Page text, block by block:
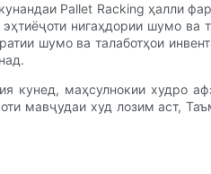
Pallet Racking ҳалли
нигаҳдории шумо ва
шумо ва талаботҳои
кунед, маҳсулнокии худро
мавҷудаи худ лозим аст,